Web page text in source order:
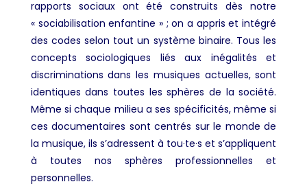
rapports sociaux ont été construits dès notre
« sociabilisation enfantine » ; on a appris et intégré
des codes selon tout un système binaire. Tous les
concepts sociologiques liés aux inégalités et
discriminations dans les musiques actuelles, sont
identiques dans toutes les sphères de la société.
Même si chaque milieu a ses spécificités, même si
ces documentaires sont centrés sur le monde de
la musique, ils s’adressent à tou·te·s et s’appliquent
à toutes nos sphères professionnelles et
personnelles.